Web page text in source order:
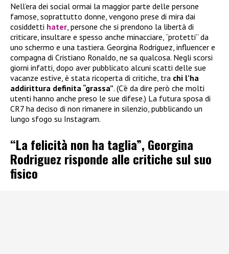
Nell’era dei social ormai la maggior parte delle persone
famose, soprattutto donne, vengono prese di mira dai
cosiddetti hater , persone che si prendono la libertà di
criticare, insultare e spesso anche minacciare, “protetti” da
uno schermo e una tastiera. Georgina Rodriguez, influencer e
compagna di Cristiano Ronaldo, ne sa qualcosa. Negli scorsi
giorni infatti, dopo aver pubblicato alcuni scatti delle sue
vacanze estive, è stata ricoperta di critiche, tra chi l’ha
addirittura definita “grassa”. (C’è da dire però che molti
utenti hanno anche preso le sue difese.) La futura sposa di
CR7 ha deciso di non rimanere in silenzio, pubblicando un
lungo sfogo su Instagram.
“La felicità non ha taglia”, Georgina
Rodriguez risponde alle critiche sul suo
fisico